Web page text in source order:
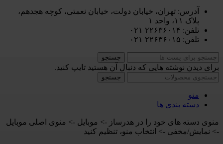
آدرس: تهران، خیابان دولت، خیابان نعمتی، کوچه هجدهم،
پلاک ۱۱، واحد ۱
تلفن: ۲۲۶۳۶۰۱۴ ۰۲۱
تلفن: ۲۲۶۳۶۰۱۵ ۰۲۱
جستجو
برای دیدن نوشته هایی که دنبال آن هستید تایپ کنید.
جستجو
منو
دسته بندی ها
منوی دسته های خود را در هدرساز -> موبایل -> منوی اصلی موبایل
-> نمایش/مخفی -> انتخاب منو، تنظیم کنید